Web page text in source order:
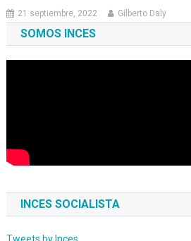
21 septiembre, 2022 Gilberto Daly
SOMOS INCES
INCES SOCIALISTA